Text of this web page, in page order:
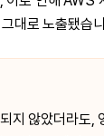
대로 노출됐습
지 않았더라도,